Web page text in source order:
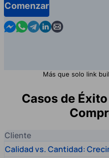
Comenzar
Contact us in Messenger
Contact us in WhatsApp
Contact us in Telegram
Contact us in
Contact us by
Más que solo link
Casos de
Cliente
Calidad vs. Cantidad: